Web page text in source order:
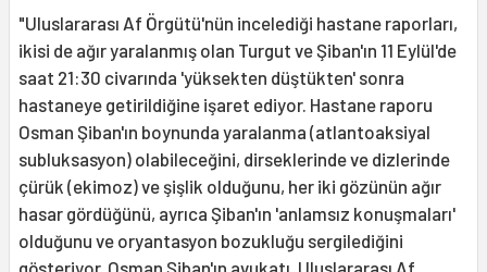
"Uluslararası Af Örgütü'nün incelediği hastane raporları,
ikisi de ağır yaralanmış olan Turgut ve Şiban'ın 11 Eylül'de
saat 21:30 civarında 'yüksekten düştükten' sonra
hastaneye getirildiğine işaret ediyor. Hastane raporu
Osman Şiban'ın boynunda yaralanma (atlantoaksiyal
subluksasyon) olabileceğini, dirseklerinde ve dizlerinde
çürük (ekimoz) ve şişlik olduğunu, her iki gözünün ağır
hasar gördüğünü, ayrıca Şiban'ın 'anlamsız konuşmaları'
olduğunu ve oryantasyon bozukluğu sergilediğini